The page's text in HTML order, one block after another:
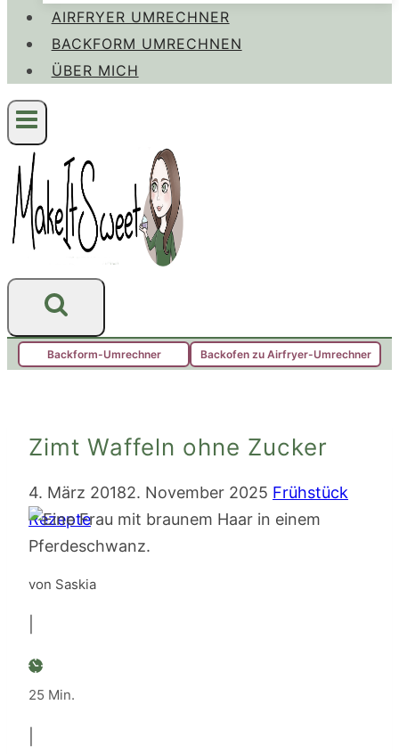
AIRFRYER UMRECHNER
BACKFORM UMRECHNEN
ÜBER MICH
Backform-Umrechner Backofen zu Airfryer-Umrechner
Zimt Waffeln ohne Zucker
4. März 20182. November 2025 Frühstück
Rezepte
von Saskia
25 Minuten
Min.